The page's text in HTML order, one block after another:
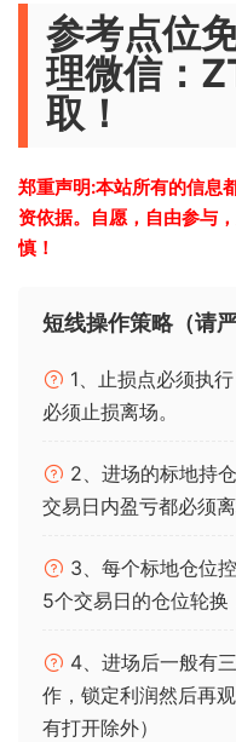
参考点位
理微信：
取！
郑重声明:本站所有的信息
资依据。自愿，自由参与
慎！
短线操作策略（请
1、止损点必须执
必须止损离场。
2、进场的标地持
交易日内盈亏都必须离
3、每个标地仓位
5个交易日的仓位轮换
4、进场后一般有
作，锁定利润然后再
有打开除外）